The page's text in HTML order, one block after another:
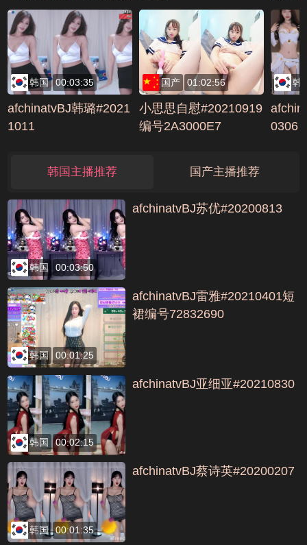
牛双管齐下，震动自慰
高潮喷水，很是诱惑喜
欢不要错过编号F6C50
287
跳蛋
号
韩国 00:03:35
afchinatvBJ韩璐#2021
1011
国产 01:02:56
小思思自慰#20210919
编号2A3000E7
韩
0306
韩国主播推荐 国产主播推荐
韩国 00:03:50
afchinatvBJ苏优#20200813
韩国 00:01:25
afchinatvBJ雷雅#20210401短
裙编号72832690
韩国 00:02:15
afchinatvBJ亚细亚#20210830
韩国 00:01:35
afchinatvBJ蔡诗英#20200207